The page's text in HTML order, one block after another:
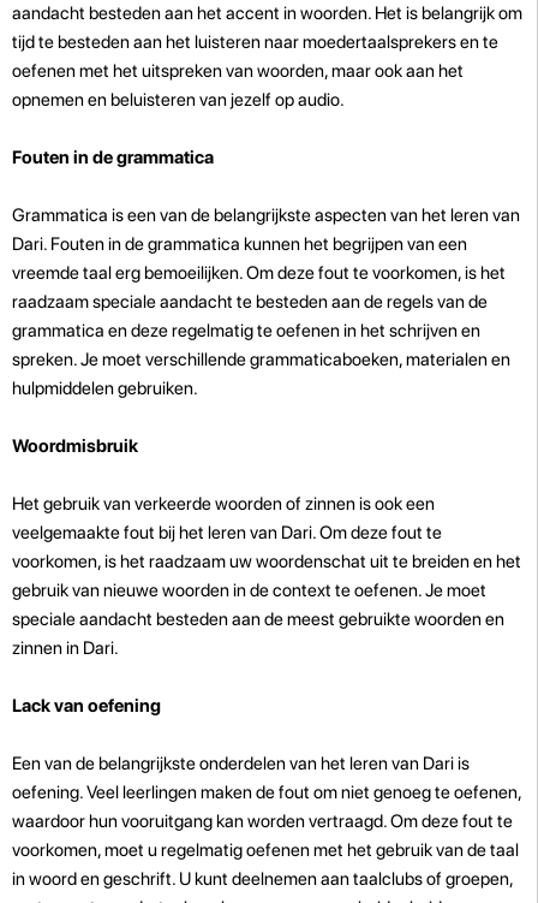
aandacht besteden aan het accent in woorden. Het is belangrijk om
tijd te besteden aan het luisteren naar moedertaalsprekers en te
oefenen met het uitspreken van woorden, maar ook aan het
opnemen en beluisteren van jezelf op audio.
Fouten in de grammatica
Grammatica is een van de belangrijkste aspecten van het leren van
Dari. Fouten in de grammatica kunnen het begrijpen van een
vreemde taal erg bemoeilijken. Om deze fout te voorkomen, is het
raadzaam speciale aandacht te besteden aan de regels van de
grammatica en deze regelmatig te oefenen in het schrijven en
spreken. Je moet verschillende grammaticaboeken, materialen en
hulpmiddelen gebruiken.
Woordmisbruik
Het gebruik van verkeerde woorden of zinnen is ook een
veelgemaakte fout bij het leren van Dari. Om deze fout te
voorkomen, is het raadzaam uw woordenschat uit te breiden en het
gebruik van nieuwe woorden in de context te oefenen. Je moet
speciale aandacht besteden aan de meest gebruikte woorden en
zinnen in Dari.
Lack van oefening
Een van de belangrijkste onderdelen van het leren van Dari is
oefening. Veel leerlingen maken de fout om niet genoeg te oefenen,
waardoor hun vooruitgang kan worden vertraagd. Om deze fout te
voorkomen, moet u regelmatig oefenen met het gebruik van de taal
in woord en geschrift. U kunt deelnemen aan taalclubs of groepen,